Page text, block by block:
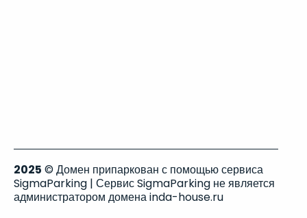
2025 © Домен припаркован с помощью сервиса
SigmaParking | Сервис SigmaParking не является
администратором домена inda-house.ru